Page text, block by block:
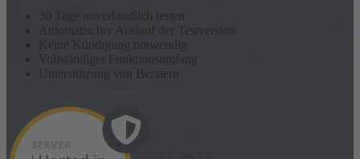
30 Tage unverbindlich testen
Automatischer Auslauf der Testversion
Keine Kündigung notwendig
Vollständiger Funktionsumfang
Unterstützung von Beratern